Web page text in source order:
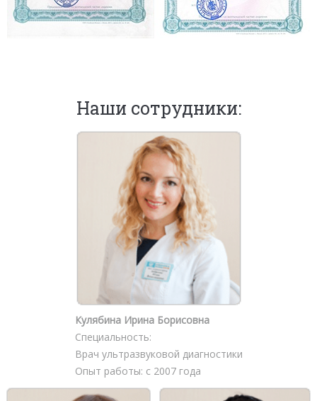
Наши сотрудники:
Кулябина Ирина Борисовна
Специальность:
Врач ультразвуковой диагностики
Опыт работы: с 2007 года